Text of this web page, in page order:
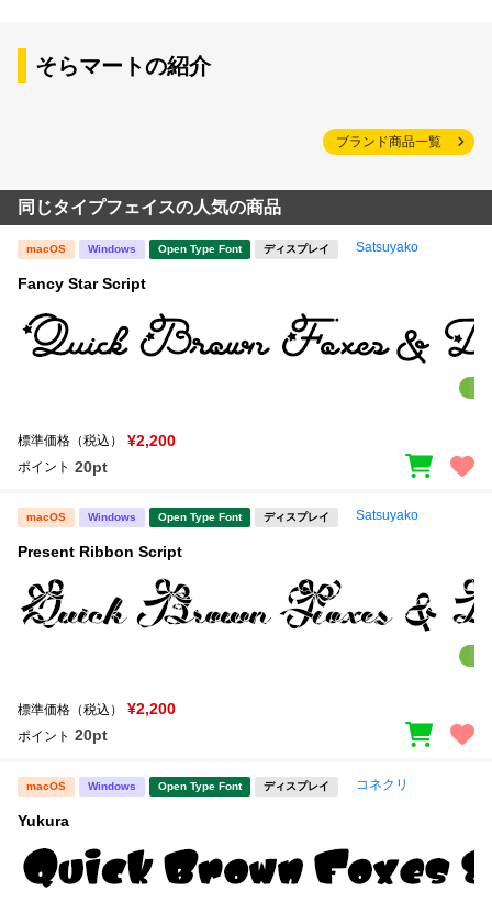
そらマートの紹介
ブランド商品一覧
同じタイプフェイスの人気の商品
macOS Windows Open Type Font ディスプレイ Satsuyako
Fancy Star Script
標準価格（税込） ¥2,200
ポイント 20pt
macOS Windows Open Type Font ディスプレイ Satsuyako
Present Ribbon Script
標準価格（税込） ¥2,200
ポイント 20pt
macOS Windows Open Type Font ディスプレイ コネクリ
Yukura